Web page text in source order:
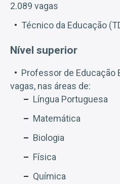
2.089 vagas
Técnico da Educação
Nível superior
Professor de Educação
vagas, nas áreas de:
Língua Portuguesa
Matemática
Biologia
Física
Química